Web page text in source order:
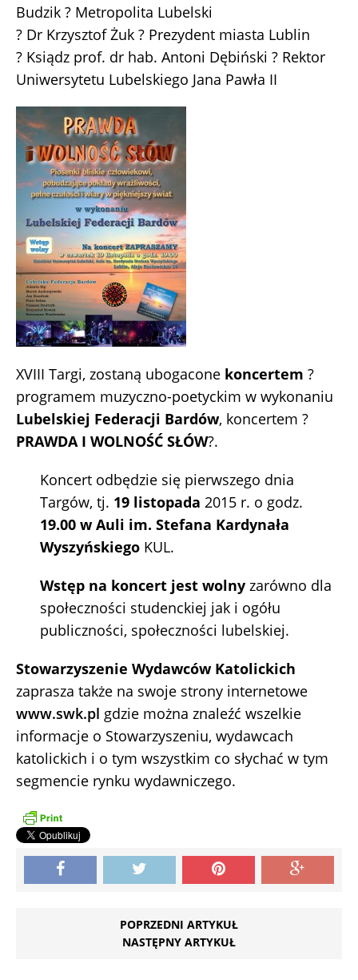
Budzik ? Metropolita Lubelski
? Dr Krzysztof Żuk ? Prezydent miasta Lublin
? Ksiądz prof. dr hab. Antoni Dębiński ? Rektor
Uniwersytetu Lubelskiego Jana Pawła II
XVIII Targi, zostaną ubogacone koncertem ?
programem muzyczno-poetyckim w wykonaniu
Lubelskiej Federacji Bardów, koncertem ?
PRAWDA I WOLNOŚĆ SŁÓW?.
Koncert odbędzie się pierwszego dnia
Targów, tj. 19 listopada 2015 r. o godz.
19.00 w Auli im. Stefana Kardynała
Wyszyńskiego KUL.
Wstęp na koncert jest wolny zarówno dla
społeczności studenckiej jak i ogółu
publiczności, społeczności lubelskiej.
Stowarzyszenie Wydawców Katolickich
zaprasza także na swoje strony internetowe
www.swk.pl gdzie można znaleźć wszelkie
informacje o Stowarzyszeniu, wydawcach
katolickich i o tym wszystkim co słychać w tym
segmencie rynku wydawniczego.
POPRZEDNI ARTYKUŁ
NASTĘPNY ARTYKUŁ